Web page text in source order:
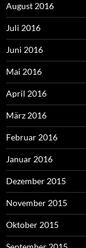
August 2016
Juli 2016
Juni 2016
Mai 2016
April 2016
März 2016
Februar 2016
Januar 2016
Dezember 2015
November 2015
Oktober 2015